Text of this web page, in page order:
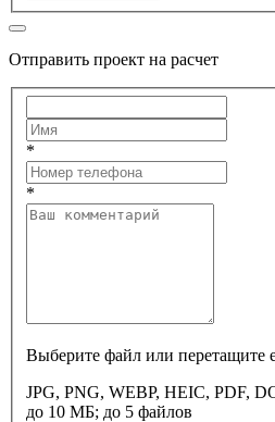
Отправить проект на расчет
*
*
Выберите файл или перетащите
JPG, PNG, WEBP, HEIC, PDF,
до 10 МБ; до 5 файлов